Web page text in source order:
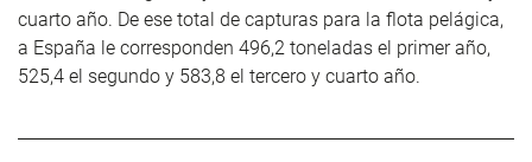
cuarto año. De ese total de capturas para la flota pelágica,
a España le corresponden 496,2 toneladas el primer año,
525,4 el segundo y 583,8 el tercero y cuarto año.